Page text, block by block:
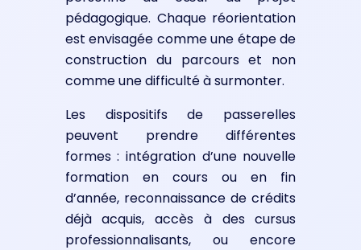
pédagogique. Chaque réorientation
est envisagée comme une étape de
construction du parcours et non
comme une difficulté à surmonter.
Les dispositifs de passerelles
peuvent prendre différentes
formes : intégration d’une nouvelle
formation en cours ou en fin
d’année, reconnaissance de crédits
déjà acquis, accès à des cursus
professionnalisants, ou encore